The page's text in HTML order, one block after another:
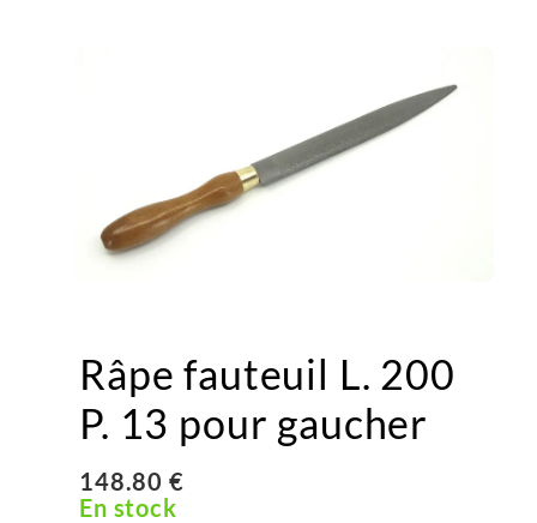
Râpe fauteuil L. 200
P. 13 pour gaucher
148.80 €
En stock